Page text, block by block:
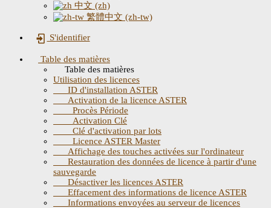
中文 (zh)
繁體中文 (zh-tw)
S'identifier
Table des matières
Table des matières
Utilisation des licences
ID d'installation ASTER
Activation de la licence ASTER
Procès Période
Activation Clé
Clé d'activation par lots
Licence ASTER Master
Affichage des touches activées sur l'ordinateur
Restauration des données de licence à partir d'une
sauvegarde
Désactiver les licences ASTER
Effacement des informations de licence ASTER
Informations envoyées au serveur de licences